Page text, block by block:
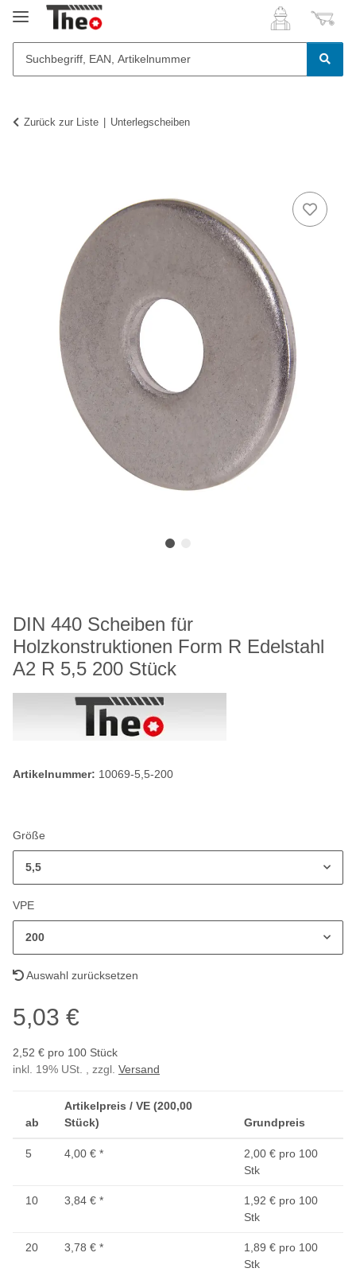
Zurück zur Liste Unterlegscheiben
DIN 440 Scheiben für
Holzkonstruktionen Form R Edelstahl
A2 R 5,5 200 Stück
Artikelnummer: 10069-5,5-200
Größe
5,5
VPE
200
Auswahl zurücksetzen
5,03 €
2,52 € pro 100 Stück
inkl. 19% USt. , zzgl. Versand
ab
Artikelpreis / VE (200,00
Stück)
Grundpreis
5 4,00 € *
2,00 € pro 100
Stk
10 3,84 € *
1,92 € pro 100
Stk
20 3,78 € *
1,89 € pro 100
Stk